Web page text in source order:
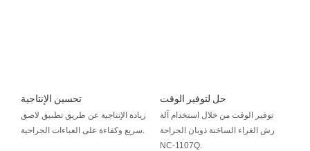
تحسين الإنتاجية
زيادة الإنتاجية عن طريق تطبيق لاصق
سريع وكفاءة على العباءات الجراحية.
حل لتوفير الوقت
توفير الوقت من خلال استخدام آلة
رش الغراء الساخنة ذوبان الجراحة
NC-1107Q.